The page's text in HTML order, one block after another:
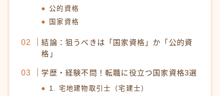
公的資格
国家資格
結論：狙うべきは「国家資格」か「公的資
格」
学歴・経験不問！転職に役立つ国家資格3選
1. 宅地建物取引士（宅建士）